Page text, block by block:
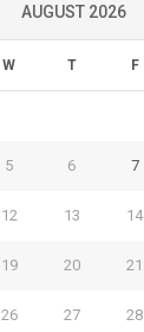
AUGUST 2026
W T F
5 6 7
12 13 14
19 20 21
26 27 28